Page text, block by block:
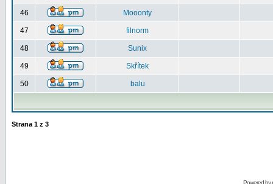
46 Mooonty
47 filnorm
48 Sunix
49 Skřítek
50 balu
Strana 1 z 3
Powered by